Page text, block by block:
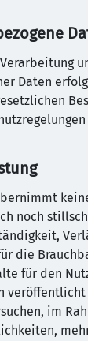
Daten
noch
die
für den
veröffentlicht
im